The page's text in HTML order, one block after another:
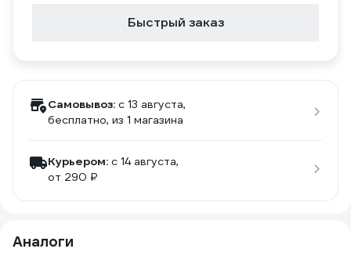
Быстрый заказ
Самовывоз: c 13 августа,
бесплатно, из 1 магазина
Курьером: c 14 августа,
от 290 ₽
Аналоги